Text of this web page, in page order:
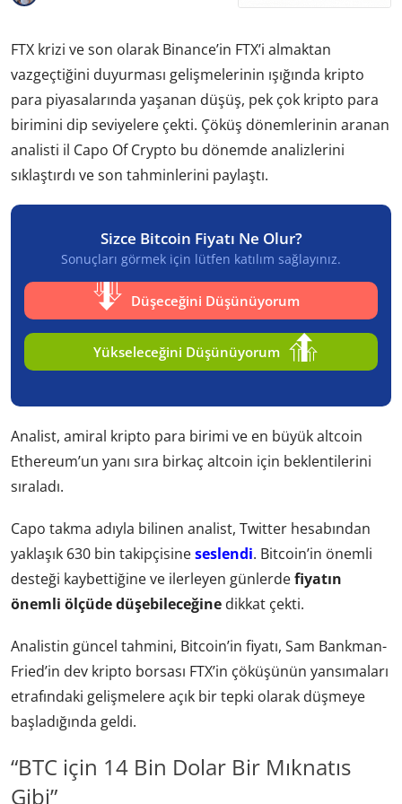
FTX krizi ve son olarak Binance’in FTX’i almaktan
vazgeçtiğini duyurması gelişmelerinin ışığında kripto
para piyasalarında yaşanan düşüş, pek çok kripto para
birimini dip seviyelere çekti. Çöküş dönemlerinin aranan
analisti il Capo Of Crypto bu dönemde analizlerini
sıklaştırdı ve son tahminlerini paylaştı.
Sizce Bitcoin Fiyatı Ne Olur?
Sonuçları görmek için lütfen katılım sağlayınız.
Düşeceğini Düşünüyorum
Yükseleceğini Düşünüyorum
Analist, amiral kripto para birimi ve en büyük altcoin
Ethereum’un yanı sıra birkaç altcoin için beklentilerini
sıraladı.
Capo takma adıyla bilinen analist, Twitter hesabından
yaklaşık 630 bin takipçisineseslendi. Bitcoin’in önemli
desteği kaybettiğine ve ilerleyen günlerdefiyatın
önemli ölçüde düşebileceğine dikkat çekti.
Analistin güncel tahmini, Bitcoin’in fiyatı, Sam Bankman-
Fried’in dev kripto borsası FTX’in çöküşünün yansımaları
etrafındaki gelişmelere açık bir tepki olarak düşmeye
başladığında geldi.
“BTC için 14 Bin Dolar Bir Mıknatıs
Gibi”